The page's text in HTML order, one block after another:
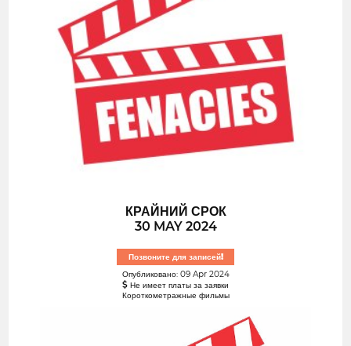
КРАЙНИЙ СРОК
30 MAY 2024
Позвоните для записей!
Опубликовано: 09 Apr 2024
Не имеет платы за заявки
Короткометражные фильмы